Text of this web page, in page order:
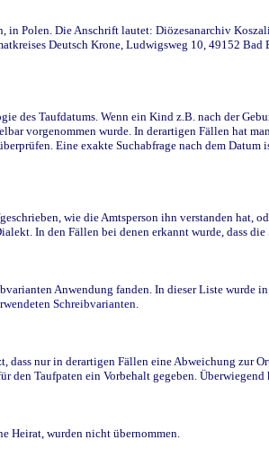
Polen. Die Anschrift lautet: Diözesanarchiv
Deutsch Krone, Ludwigsweg 10, 49152
des Taufdatums. Wenn ein Kind z.B. nach der
vorgenommen wurde. In derartigen Fällen hat
Eine exakte Suchabfrage nach dem
wie die Amtsperson ihn verstanden hat,
In den Fällen bei denen erkannt wurde, dass
Anwendung fanden. In dieser Liste wurde
Schreibvarianten.
nur in derartigen Fällen eine Abweichung zur
Taufpaten ein Vorbehalt gegeben.
Heirat, wurden nicht übernommen.